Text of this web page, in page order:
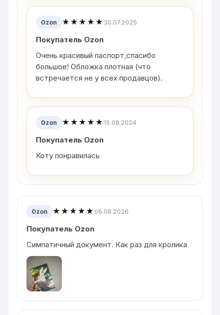
Ozon ★★★★★ 30.07.2025
Покупатель Ozon
Очень красивый паспорт,спасибо
большое! Обложка плотная (что
встречается не у всех продавцов).
Ozon ★★★★★15.08.2024
Покупатель Ozon
Коту понравилась
Ozon ★★★★★ 06.08.2026
Покупатель Ozon
Симпатичный документ. Как раз для кролика